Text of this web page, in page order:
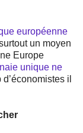
européenne
un moyen
Europe
unique ne
il